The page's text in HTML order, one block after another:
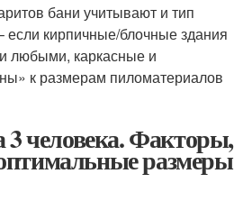
бани учитывают и тип
если кирпичные/блочные здания
любыми, каркасные и
к размерам пиломатериалов
3 человека. Факторы,
размеры